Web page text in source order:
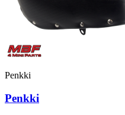
Penkki
Penkki